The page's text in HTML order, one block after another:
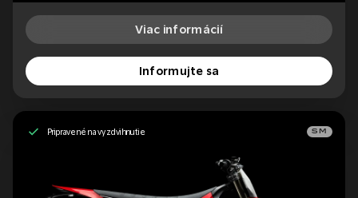
Viac informácií
Informujte sa
Pripravené na vyzdvihnutie SM